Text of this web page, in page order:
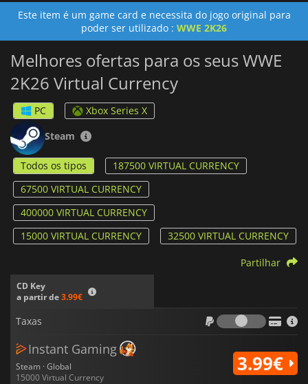
Este item é um game card e necessita do jogo original para
poder ser utilizado : WWE 2K26
Melhores ofertas para os seus WWE
2K26 Virtual Currency
PC
Xbox Series X
Steam
Todos os tipos
187500 VIRTUAL CURRENCY
67500 VIRTUAL CURRENCY
400000 VIRTUAL CURRENCY
15000 VIRTUAL CURRENCY
32500 VIRTUAL CURRENCY
CD Key
a partir de3.99€
Partilhar
Taxas
Taxas
Instant Gaming
Steam · Global
15000 Virtual Currency
3.99€